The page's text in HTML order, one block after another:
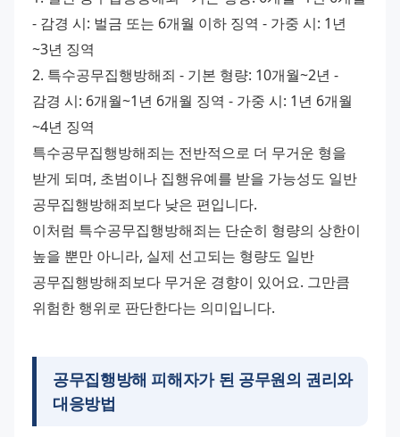
- 감경 시: 벌금 또는 6개월 이하 징역 - 가중 시: 1년
~3년 징역
2. 특수공무집행방해죄 - 기본 형량: 10개월~2년 -
감경 시: 6개월~1년 6개월 징역 - 가중 시: 1년 6개월
~4년 징역
특수공무집행방해죄는 전반적으로 더 무거운 형을
받게 되며, 초범이나 집행유예를 받을 가능성도 일반
공무집행방해죄보다 낮은 편입니다.
이처럼 특수공무집행방해죄는 단순히 형량의 상한이
높을 뿐만 아니라, 실제 선고되는 형량도 일반
공무집행방해죄보다 무거운 경향이 있어요. 그만큼
위험한 행위로 판단한다는 의미입니다.
공무집행방해 피해자가 된 공무원의 권리와
대응방법